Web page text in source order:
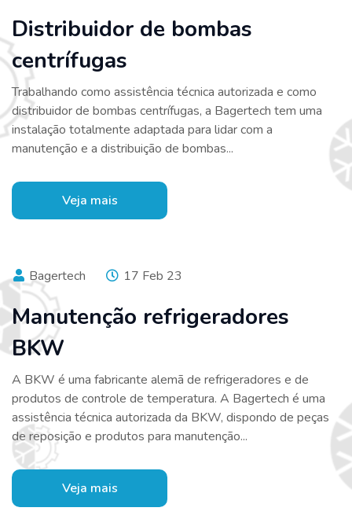
Distribuidor de bombas
centrífugas
Trabalhando como assistência técnica autorizada e como
distribuidor de bombas centrífugas, a Bagertech tem uma
instalação totalmente adaptada para lidar com a
manutenção e a distribuição de bombas...
Veja mais
Bagertech 17 Feb 23
Manutenção refrigeradores
BKW
A BKW é uma fabricante alemã de refrigeradores e de
produtos de controle de temperatura. A Bagertech é uma
assistência técnica autorizada da BKW, dispondo de peças
de reposição e produtos para manutenção...
Veja mais